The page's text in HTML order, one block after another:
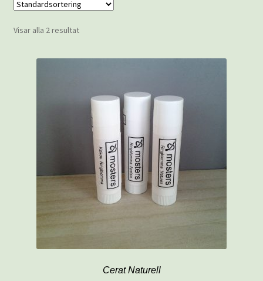
Hitta Mosters Produkter
Kassan
Välkommen till MOSTERS BUTIK
Varukorg
Visar alla 2 resultat
Cerat Naturell